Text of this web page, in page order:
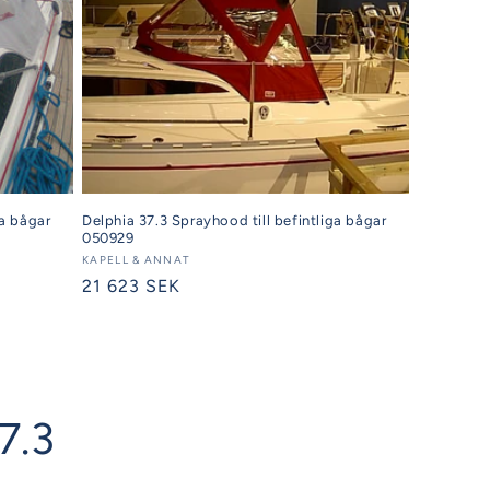
bågar
Delphia 37.3 Sprayhood till befintliga bågar
050929
Säljare:
KAPELL & ANNAT
Ordinarie
21 623 SEK